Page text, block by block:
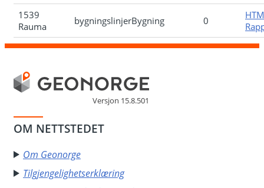
1539
Rauma
bygningslinjerBygning 0